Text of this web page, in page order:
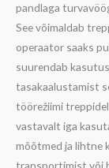
pandlaga
See võimaldab
operaator saaks
suurendab
tasakaalustamist
töörežiimi
vastavalt iga
mõõtmed ja lihtne